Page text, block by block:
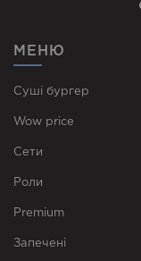
МЕНЮ
Суші бургер
Wow price
Сети
Роли
Premium
Запечені